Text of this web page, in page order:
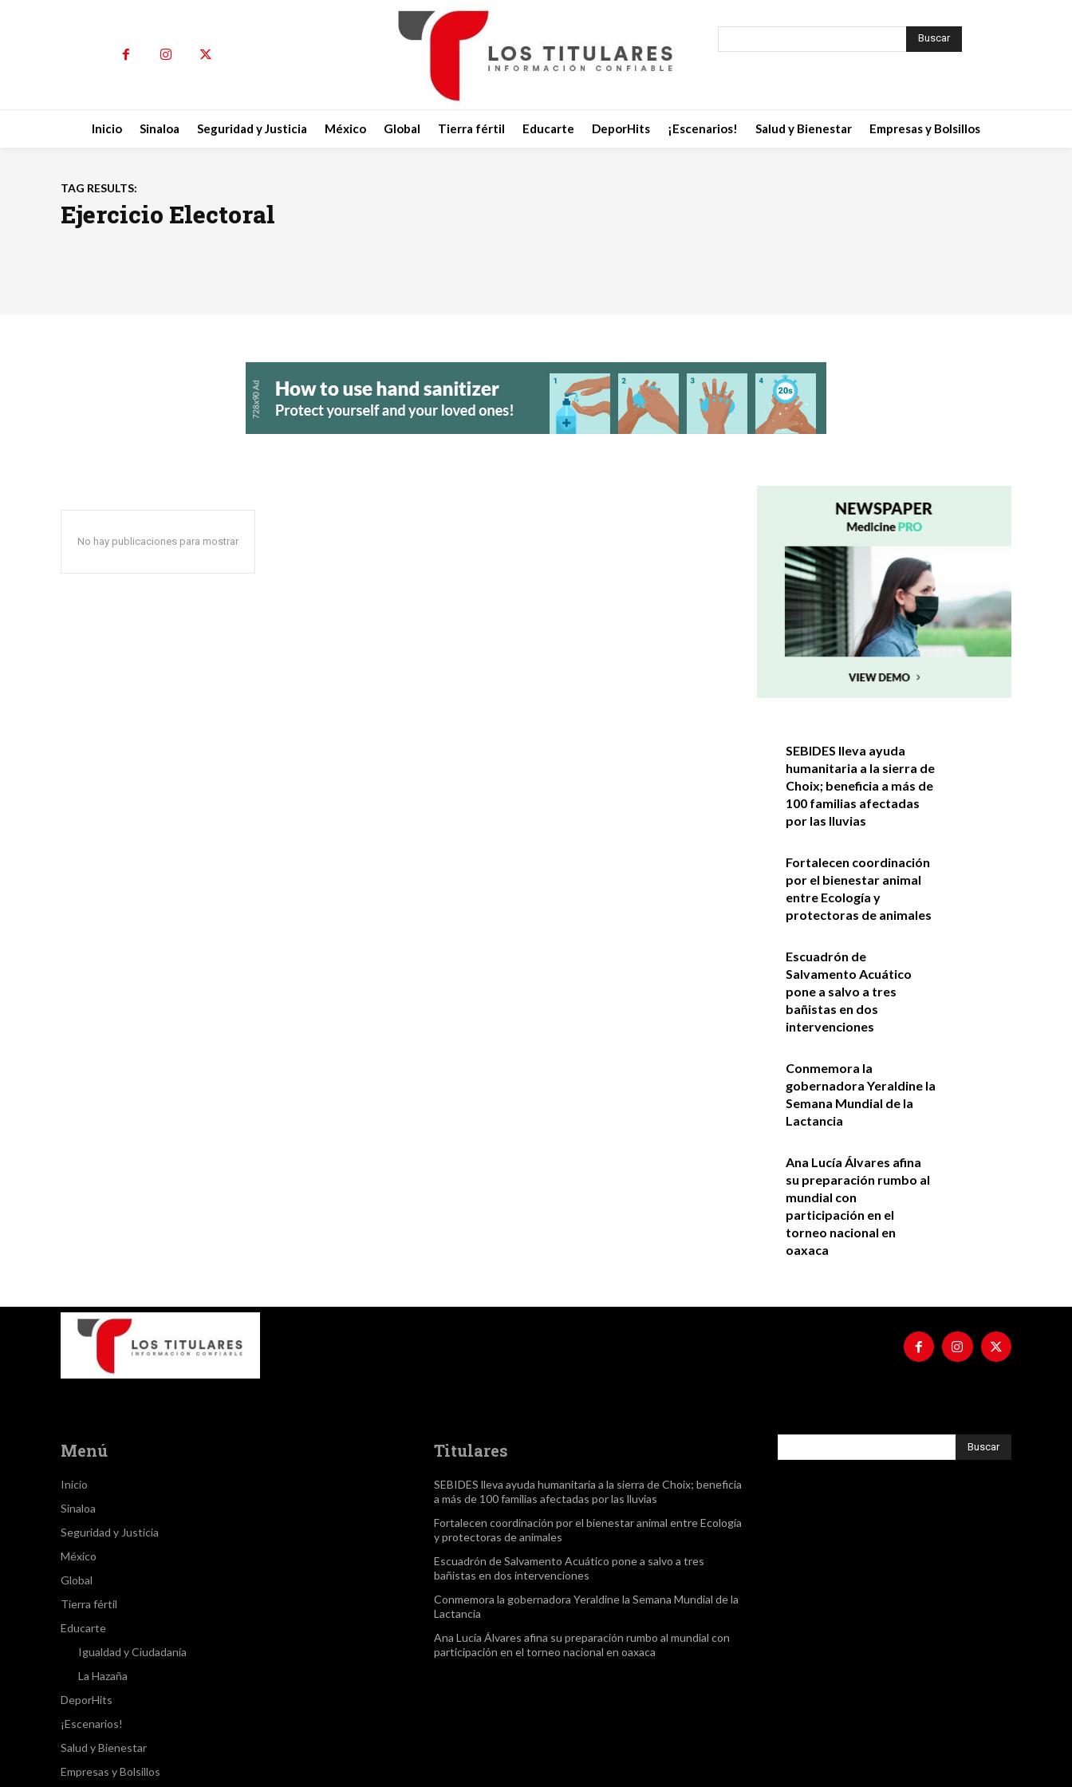
Buscar
Inicio Sinaloa Seguridad y Justicia México Global Tierra fértil Educarte DeporHits ¡Escenarios! Salud y Bienestar Empresas y Bolsillos
TAG RESULTS:
Ejercicio Electoral
No hay publicaciones para mostrar
SEBIDES lleva ayuda
humanitaria a la sierra de
Choix; beneficia a más de
100 familias afectadas
por las lluvias
Fortalecen coordinación
por el bienestar animal
entre Ecología y
protectoras de animales
Escuadrón de
Salvamento Acuático
pone a salvo a tres
bañistas en dos
intervenciones
Conmemora la
gobernadora Yeraldine la
Semana Mundial de la
Lactancia
Ana Lucía Álvares afina
su preparación rumbo al
mundial con
participación en el
torneo nacional en
oaxaca
Menú
Inicio
Sinaloa
Seguridad y Justicia
México
Global
Tierra fértil
Educarte
Igualdad y Ciudadanía
La Hazaña
DeporHits
¡Escenarios!
Salud y Bienestar
Empresas y Bolsillos
Titulares
SEBIDES lleva ayuda humanitaria a la sierra de Choix; beneficia
a más de 100 familias afectadas por las lluvias
Fortalecen coordinación por el bienestar animal entre Ecología
y protectoras de animales
Escuadrón de Salvamento Acuático pone a salvo a tres
bañistas en dos intervenciones
Conmemora la gobernadora Yeraldine la Semana Mundial de la
Lactancia
Ana Lucía Álvares afina su preparación rumbo al mundial con
participación en el torneo nacional en oaxaca
Buscar